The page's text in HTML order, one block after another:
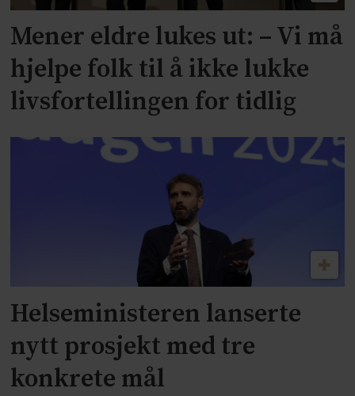
Mener eldre lukes ut: – Vi må
hjelpe folk til å ikke lukke
livsfortellingen for tidlig
Helseministeren lanserte
nytt prosjekt med tre
konkrete mål